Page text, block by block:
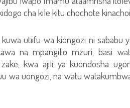
cha kile kitu chochote
utiifu wa kiongozi ni sababu
na mpangilio mzuri; basi
kwa ajili ya kuondosha
wa uongozi, na watu